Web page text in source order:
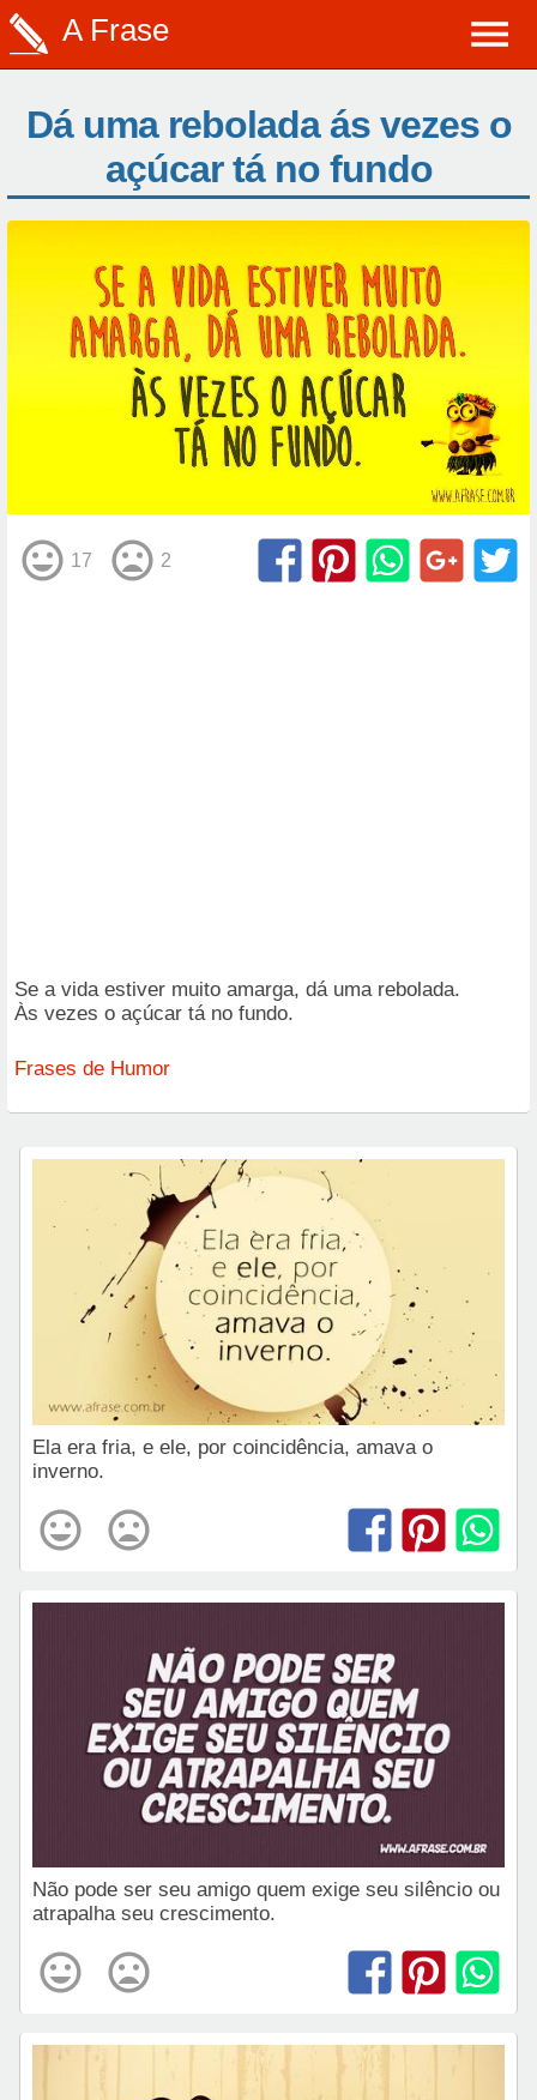
A Frase
Dá uma rebolada ás vezes o
açúcar tá no fundo
17 2
Se a vida estiver muito amarga, dá uma rebolada.
Às vezes o açúcar tá no fundo.
Frases de Humor
Ela era fria, e ele, por coincidência, amava o
inverno.
Não pode ser seu amigo quem exige seu silêncio ou
atrapalha seu crescimento.